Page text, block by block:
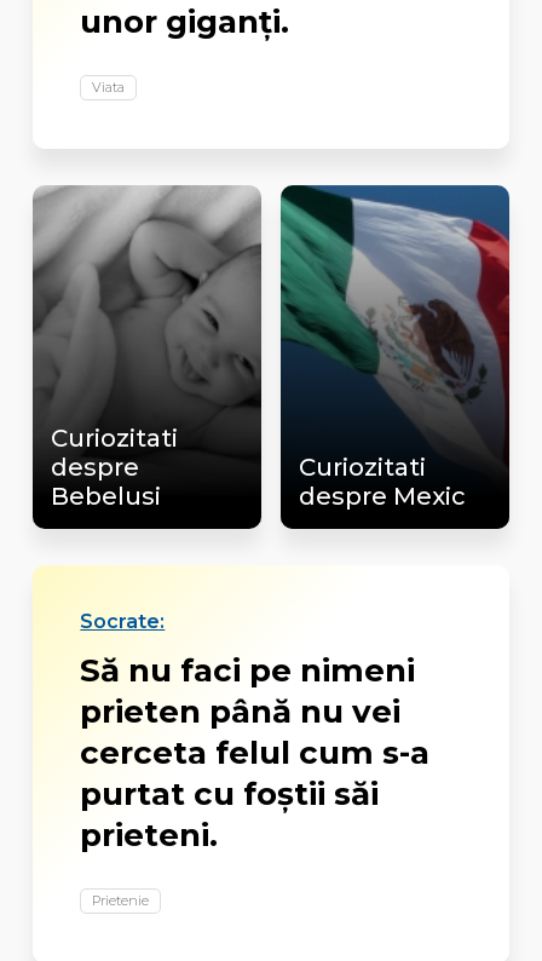
unor giganţi.
Viata
Curiozitati
despre
Bebelusi
Curiozitati
despre Mexic
Socrate:
Să nu faci pe nimeni
prieten până nu vei
cerceta felul cum s-a
purtat cu foştii săi
prieteni.
Prietenie